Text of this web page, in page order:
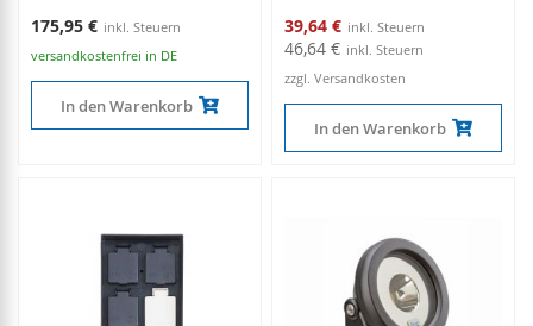
175,95 €
versandkostenfrei in DE
In den Warenkorb
Sonderangebot
39,64 €
46,64 €
zzgl. Versandkosten
In den Warenkorb